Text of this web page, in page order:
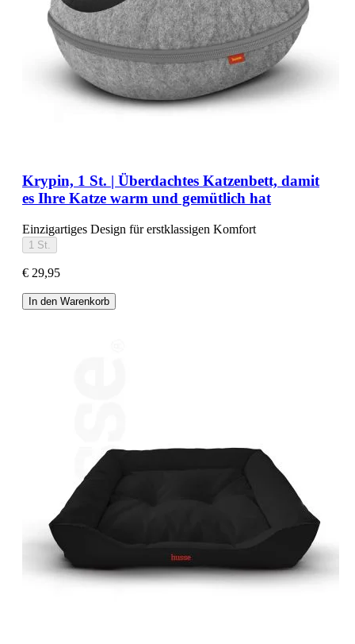
Krypin, 1 St. | Überdachtes Katzenbett, damit
es Ihre Katze warm und gemütlich hat
Einzigartiges Design für erstklassigen Komfort
1 St.
€ 29,95
In den Warenkorb